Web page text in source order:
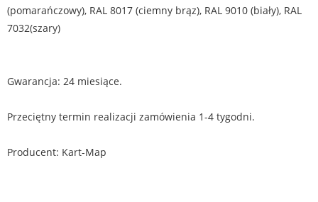
(pomarańczowy), RAL 8017 (ciemny brąz), RAL 9010 (biały), RAL
7032(szary)
Gwarancja: 24 miesiące.
Przeciętny termin realizacji zamówienia 1-4 tygodni.
Producent: Kart-Map